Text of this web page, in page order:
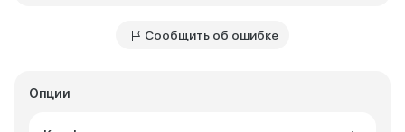
Опции
Сообщить об ошибке